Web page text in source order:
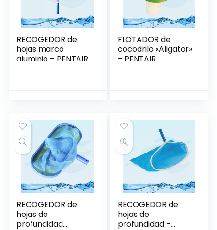
RECOGEDOR de
hojas marco
aluminio – PENTAIR
FLOTADOR de
cocodrilo «Aligator»
– PENTAIR
RECOGEDOR de
hojas de
profundidad
RECOGEDOR de
hojas de
profundidad –